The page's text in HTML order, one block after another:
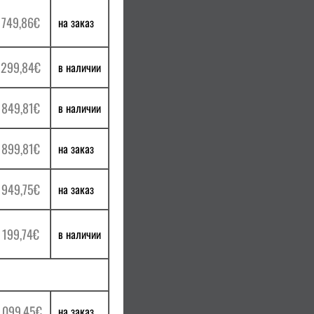
на заказ
в наличии
в наличии
на заказ
на заказ
в наличии